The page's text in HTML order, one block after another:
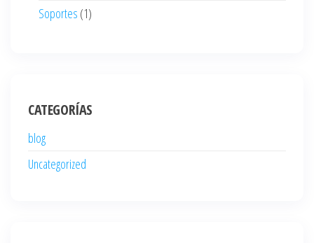
Soportes (1)
CATEGORÍAS
blog
Uncategorized